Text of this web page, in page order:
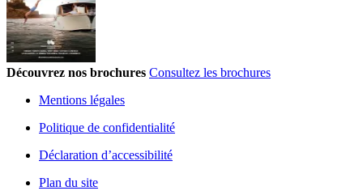
Découvrez nos brochures Consultez les brochures
Mentions légales
Politique de confidentialité
Déclaration d’accessibilité
Plan du site